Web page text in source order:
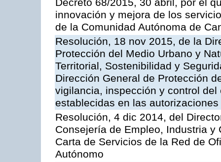
Decreto 68/2015, 30 abril, por el
innovación y mejora de los
de la Comunidad Autónoma de
Resolución, 18 nov 2015, de la
Protección del Medio Urbano y
Territorial, Sostenibilidad y
Dirección General de Protección
vigilancia, inspección y control
establecidas en las
Resolución, 4 dic 2014, del
Consejería de Empleo, Industria
Carta de Servicios de la Red de
Autónomo